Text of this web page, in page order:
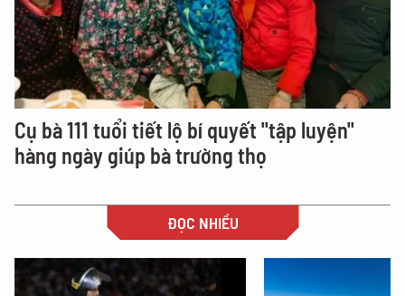
Cụ bà 111 tuổi tiết lộ bí quyết "tập luyện"
hàng ngày giúp bà trường thọ
ĐỌC NHIỀU